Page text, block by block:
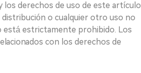
los derechos de uso de este artículo
o cualquier otro uso no
está estrictamente prohibido. Los
con los derechos de